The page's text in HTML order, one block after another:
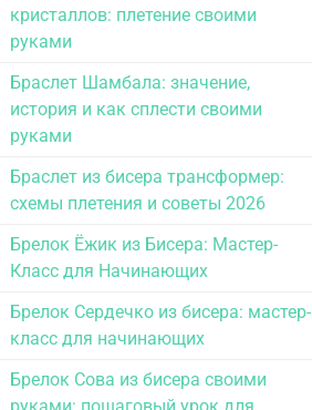
кристаллов: плетение своими
руками
Браслет Шамбала: значение,
история и как сплести своими
руками
Браслет из бисера трансформер:
схемы плетения и советы 2026
Брелок Ёжик из Бисера: Мастер-
Класс для Начинающих
Брелок Сердечко из бисера: мастер-
класс для начинающих
Брелок Сова из бисера своими